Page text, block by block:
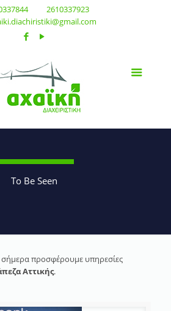
2610337923
To Be Seen
σήμερα προσφέρουμε υπηρεσίες
Αττικής.